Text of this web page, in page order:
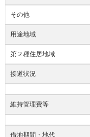
その他
用途地域
第２種住居地域
接道状況
維持管理費等
借地期間・地代